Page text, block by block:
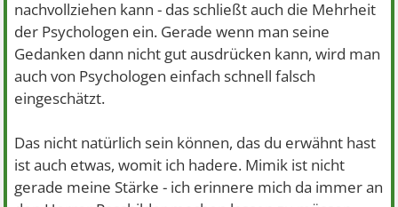
nachvollziehen kann - das schließt auch die Mehrheit
der Psychologen ein. Gerade wenn man seine
Gedanken dann nicht gut ausdrücken kann, wird man
auch von Psychologen einfach schnell falsch
eingeschätzt.
Das nicht natürlich sein können, das du erwähnt hast
ist auch etwas, womit ich hadere. Mimik ist nicht
gerade meine Stärke - ich erinnere mich da immer an